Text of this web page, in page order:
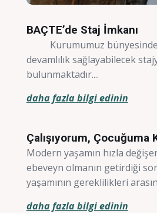
BAÇTE’de Staj İmkanı
Kurumumuz bünyesinde
devamlılık sağlayabilecek
bulunmaktadır....
daha fazla bilgi edinin
Çalışıyorum, Çocuğuma
Modern yaşamın hızla
ebeveyn olmanın getirdiği
yaşamının gereklilikleri
daha fazla bilgi edinin